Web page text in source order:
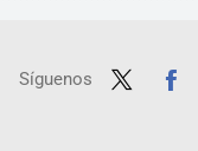
Síguenos